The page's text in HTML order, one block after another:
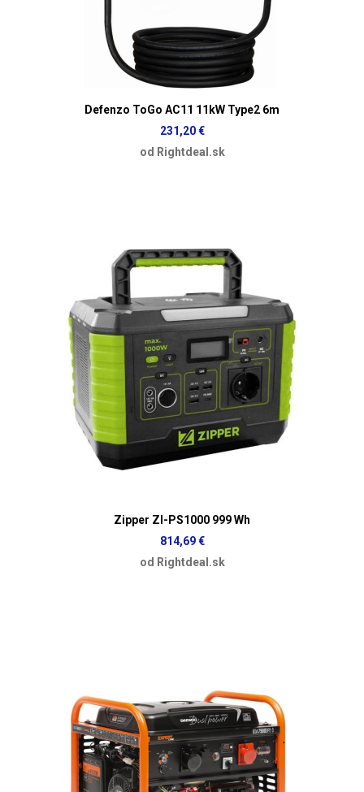
Defenzo ToGo AC11 11kW Type2 6m
231,20 €
od Rightdeal.sk
Zipper ZI-PS1000 999 Wh
814,69 €
od Rightdeal.sk